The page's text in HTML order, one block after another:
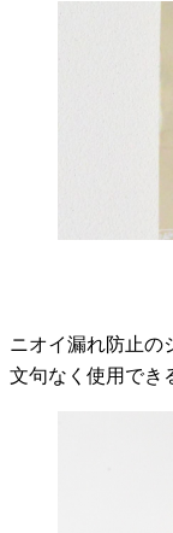
ニオイ漏れ防止の
文句なく使用でき